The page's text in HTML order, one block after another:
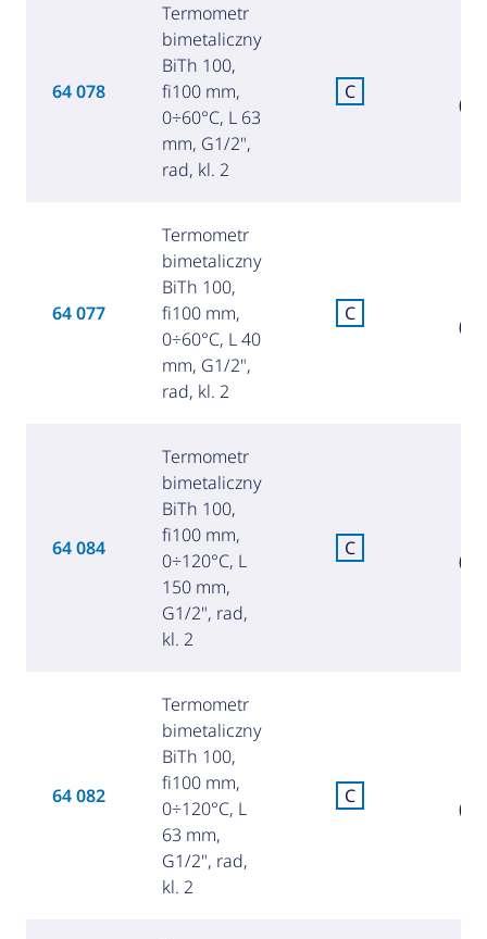
64 078
Termometr
bimetaliczny
BiTh 100,
fi100 mm,
0÷60°C, L 63
mm, G1/2",
rad, kl. 2
C
64 077
Termometr
bimetaliczny
BiTh 100,
fi100 mm,
0÷60°C, L 40
mm, G1/2",
rad, kl. 2
C
64 084
Termometr
bimetaliczny
BiTh 100,
fi100 mm,
0÷120°C, L
150 mm,
G1/2", rad,
kl. 2
C
64 082
Termometr
bimetaliczny
BiTh 100,
fi100 mm,
0÷120°C, L
63 mm,
G1/2", rad,
kl. 2
C